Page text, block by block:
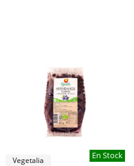
En Stock
Vegetalia